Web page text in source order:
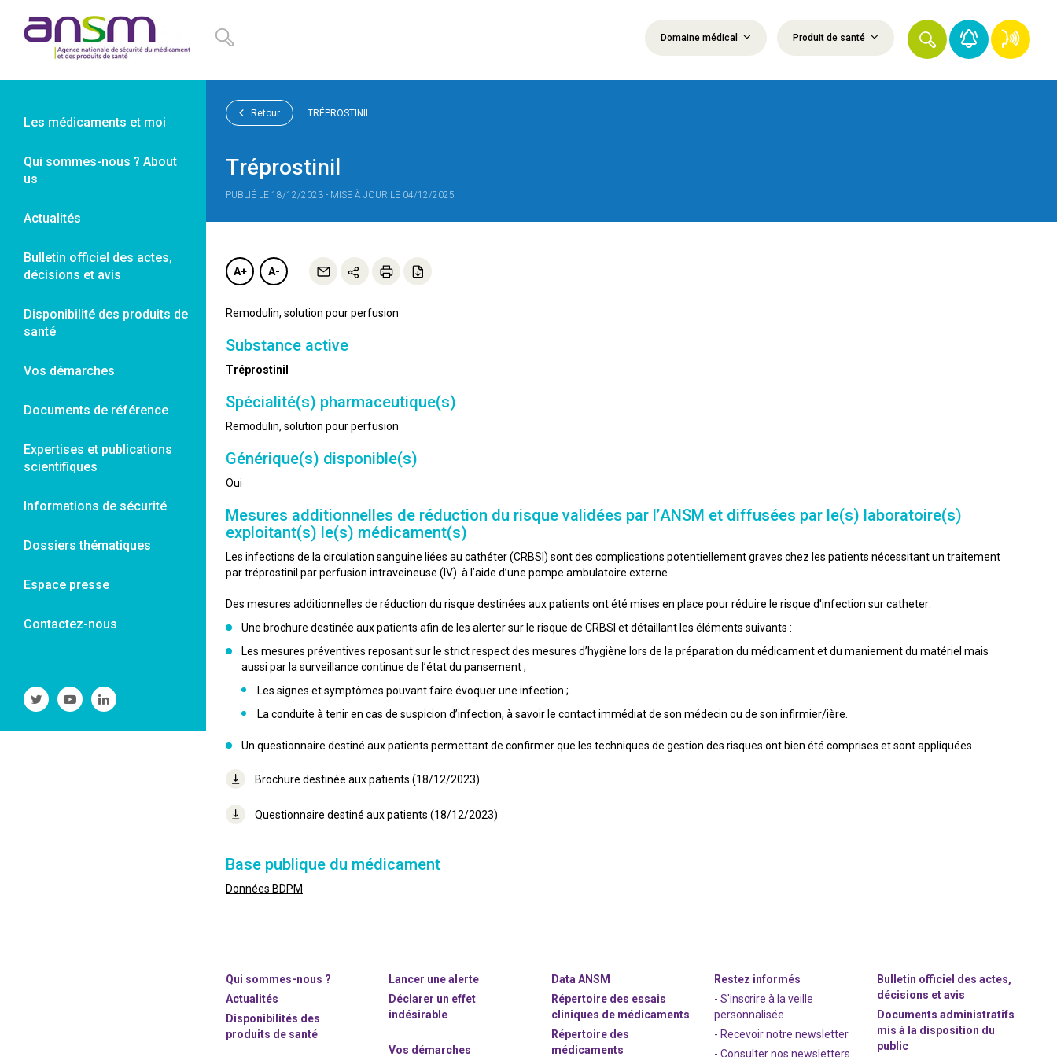
Domaine médical Produit de santé
Les médicaments et moi
Qui sommes-nous ? About
us
Actualités
Bulletin officiel des actes,
décisions et avis
Disponibilité des produits de
santé
Vos démarches
Documents de référence
Expertises et publications
scientifiques
Informations de sécurité
Dossiers thématiques
Espace presse
Contactez-nous
Suivre
l'ANSM
Twitter
Suivre
l'ANSM
Youtube
Suivre
l'ANSM
Linkedin
Retour TRÉPROSTINIL
Tréprostinil
PUBLIÉ LE 18/12/2023 - MISE À JOUR LE 04/12/2025
A+ A-
Remodulin, solution pour perfusion
Substance active
Tréprostinil
Spécialité(s) pharmaceutique(s)
Remodulin, solution pour perfusion
Générique(s) disponible(s)
Oui
Mesures additionnelles de réduction du risque validées par l’ANSM et diffusées par le(s) laboratoire(s)
exploitant(s) le(s) médicament(s)
Les infections de la circulation sanguine liées au cathéter (CRBSI) sont des complications potentiellement graves chez les patients nécessitant un traitement
par tréprostinil par perfusion intraveineuse (IV) à l’aide d’une pompe ambulatoire externe.
Des mesures additionnelles de réduction du risque destinées aux patients ont été mises en place pour réduire le risque d'infection sur catheter:
Une brochure destinée aux patients afin de les alerter sur le risque de CRBSI et détaillant les éléments suivants :
Les mesures préventives reposant sur le strict respect des mesures d’hygiène lors de la préparation du médicament et du maniement du matériel mais
aussi par la surveillance continue de l’état du pansement ;
Les signes et symptômes pouvant faire évoquer une infection ;
La conduite à tenir en cas de suspicion d’infection, à savoir le contact immédiat de son médecin ou de son infirmier/ière.
Un questionnaire destiné aux patients permettant de confirmer que les techniques de gestion des risques ont bien été comprises et sont appliquées
Brochure destinée aux patients (18/12/2023)
Questionnaire destiné aux patients (18/12/2023)
Base publique du médicament
Données BDPM
Qui sommes-nous ?
Actualités
Disponibilités des
produits de santé
Lancer une alerte
Déclarer un effet
indésirable
Vos démarches
Data ANSM
Répertoire des essais
cliniques de médicaments
Répertoire des
médicaments
Restez informés
- S'inscrire à la veille
personnalisée
- Recevoir notre newsletter
- Consulter nos newsletters
Bulletin officiel des actes,
décisions et avis
Documents administratifs
mis à la disposition du
public